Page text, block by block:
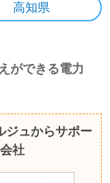
高知県
ができる電力
ジュからサポー
社